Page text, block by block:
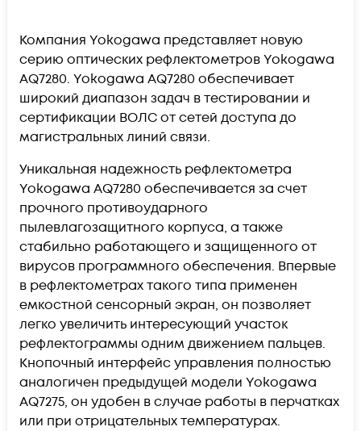
Компания Yokogawa представляет новую
серию оптических рефлектометров Yokogawa
AQ7280. Yokogawa AQ7280 обеспечивает
широкий диапазон задач в тестировании и
сертификации ВОЛС от сетей доступа до
магистральных линий связи.
Уникальная надежность рефлектометра
Yokogawa AQ7280 обеспечивается за счет
прочного противоударного
пылевлагозащитного корпуса, а также
стабильно работающего и защищенного от
вирусов программного обеспечения. Впервые
в рефлектометрах такого типа применен
емкостной сенсорный экран, он позволяет
легко увеличить интересующий участок
рефлектограммы одним движением пальцев.
Кнопочный интерфейс управления полностью
аналогичен предыдущей модели Yokogawa
AQ7275, он удобен в случае работы в перчатках
или при отрицательных температурах.